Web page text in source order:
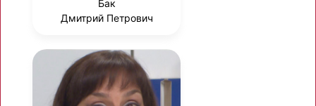
Бак
Дмитрий Петрович